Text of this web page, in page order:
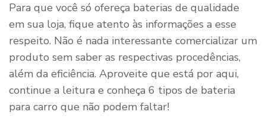
Para que você só ofereça baterias de qualidade
em sua loja, fique atento às informações a esse
respeito. Não é nada interessante comercializar um
produto sem saber as respectivas procedências,
além da eficiência. Aproveite que está por aqui,
continue a leitura e conheça 6 tipos de bateria
para carro que não podem faltar!